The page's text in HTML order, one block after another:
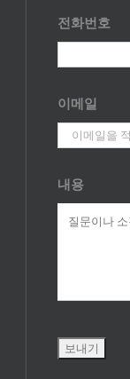
전화번호
이메일
내용